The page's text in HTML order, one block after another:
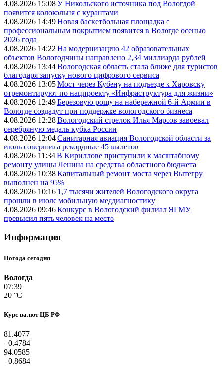
4.08.2026 15:08 У Никольского источника под Вологдой
появится колокольня с курантами
4.08.2026 14:49 Новая баскетбольная площадка с
профессиональным покрытием появится в Вологде осенью
2026 года
4.08.2026 14:22 На модернизацию 42 образовательных
объектов Вологодчины направлено 2,34 миллиарда рублей
4.08.2026 13:44 Вологодская область стала ближе для туристов
благодаря запуску нового цифрового сервиса
4.08.2026 13:05 Мост через Кубену на подъезде к Харовску
отремонтируют по нацпроекту «Инфраструктура для жизни»
4.08.2026 12:49 Березовую рощу на набережной 6-й Армии в
Вологде создадут при поддержке вологодского бизнеса
4.08.2026 12:28 Вологодский стрелок Илья Марсов завоевал
серебряную медаль кубка России
4.08.2026 12:04 Санитарная авиация Вологодской области за
июль совершила рекордные 45 вылетов
4.08.2026 11:34 В Кириллове приступили к масштабному
ремонту улицы Ленина на средства областного бюджета
4.08.2026 10:38 Капитальный ремонт моста через Вытегру
выполнен на 95%
4.08.2026 10:16 1,7 тысячи жителей Вологодского округа
прошли в июле мобильную меддиагностику
4.08.2026 09:46 Конкурс в Вологодский филиал ЯГМУ
превысил пять человек на место
Информация
Погода сегодня
Вологда
07:39
20 °C
Курс валют ЦБ РФ
81.4077
+0.4784
94.0585
+0.8684